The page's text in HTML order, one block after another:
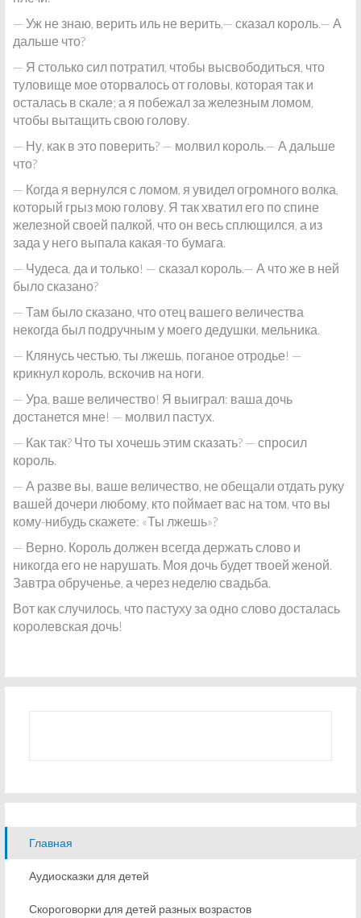
— Уж не знаю, верить иль не верить,— сказал король.— А
дальше что?
— Я столько сил потратил, чтобы высвободиться, что
туловище мое оторвалось от головы, которая так и
осталась в скале; а я побежал за железным ломом,
чтобы вытащить свою голову.
— Ну, как в это поверить? — молвил король.— А дальше
что?
— Когда я вернулся с ломом, я увидел огромного волка,
который грыз мою голову. Я так хватил его по спине
железной своей палкой, что он весь сплющился, а из
зада у него выпала какая-то бумага.
— Чудеса, да и только! — сказал король.— А что же в ней
было сказано?
— Там было сказано, что отец вашего величества
некогда был подручным у моего дедушки, мельника.
— Клянусь честью, ты лжешь, поганое отродье! —
крикнул король, вскочив на ноги.
— Ура, ваше величество! Я выиграл: ваша дочь
достанется мне! — молвил пастух.
— Как так? Что ты хочешь этим сказать? — спросил
король.
— А разве вы, ваше величество, не обещали отдать руку
вашей дочери любому, кто поймает вас на том, что вы
кому-нибудь скажете: «Ты лжешь»?
— Верно. Король должен всегда держать слово и
никогда его не нарушать. Моя дочь будет твоей женой.
Завтра обрученье, а через неделю свадьба.
Вот как случилось, что пастуху за одно слово досталась
королевская дочь!
Главная
Аудиосказки для детей
Скороговорки для детей разных возрастов